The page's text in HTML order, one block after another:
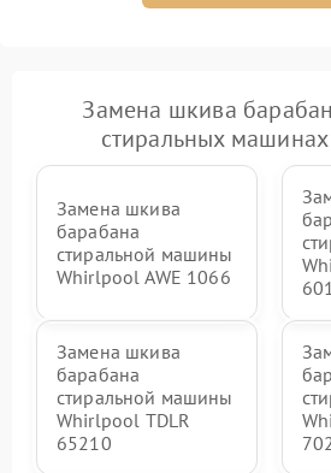
Замена шкива
стиральных
Замена шкива
барабана
стиральной машины
Whirlpool AWE 1066
Замена шкива
барабана
стиральной машины
Whirlpool TDLR
65210